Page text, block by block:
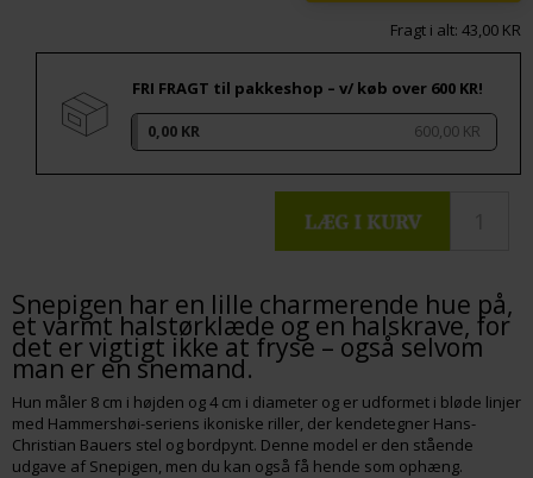
Fragt i alt: 43,00 KR
FRI FRAGT til pakkeshop – v/ køb over 600 KR!
0,00 KR 600,00 KR
Snepigen har en lille charmerende hue på,
et varmt halstørklæde og en halskrave, for
det er vigtigt ikke at fryse – også selvom
man er en snemand.
Hun måler 8 cm i højden og 4 cm i diameter og er udformet i bløde linjer
med Hammershøi-seriens ikoniske riller, der kendetegner Hans-
Christian Bauers stel og bordpynt. Denne model er den stående
udgave af Snepigen, men du kan også få hende som ophæng.